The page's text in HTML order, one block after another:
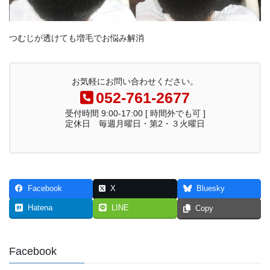
つむじが透けても増毛でお悩み解消
お気軽にお問い合わせください。
052-761-2677
受付時間 9:00-17:00 [ 時間外でも可 ]
定休日 毎週月曜日・第2・３火曜日
Facebook X Bluesky
Hatena LINE Copy
Facebook